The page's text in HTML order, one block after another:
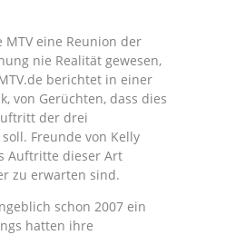
MTV eine Reunion der
nie Realität gewesen,
berichtet in einer
von Gerüchten, dass dies
der drei
Freunde von Kelly
Auftritte dieser Art
zu erwarten sind.
schon 2007 ein
hatten ihre